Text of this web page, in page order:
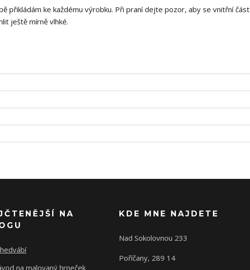
přikládám ke každému výrobku. Při praní dejte pozor, aby se vnitřní část
ještě mírně vlhké.
NA
na malovaný hrneček
KDE MNE NAJDETE
Nad Sokolovnou 233
Poříčany, 289 14